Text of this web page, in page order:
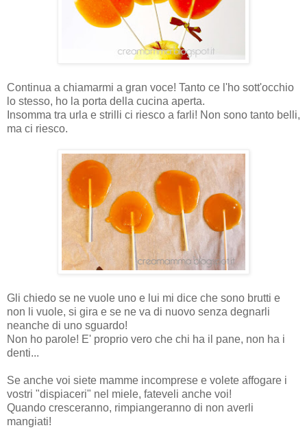
Continua a chiamarmi a gran voce! Tanto ce l'ho sott'occhio
lo stesso, ho la porta della cucina aperta.
Insomma tra urla e strilli ci riesco a farli! Non sono tanto belli,
ma ci riesco.
Gli chiedo se ne vuole uno e lui mi dice che sono brutti e
non li vuole, si gira e se ne va di nuovo senza degnarli
neanche di uno sguardo!
Non ho parole! E' proprio vero che chi ha il pane, non ha i
denti...
Se anche voi siete mamme incomprese e volete affogare i
vostri "dispiaceri" nel miele, fateveli anche voi!
Quando cresceranno, rimpiangeranno di non averli
mangiati!